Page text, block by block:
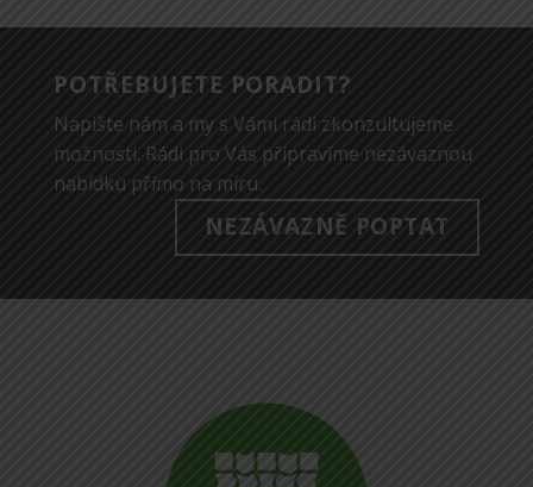
POTŘEBUJETE PORADIT?
Napište nám a my s Vámi rádi zkonzultujeme
možnosti. Rádi pro Vás připravíme nezávaznou
nabídku přímo na míru.
NEZÁVAZNĚ POPTAT